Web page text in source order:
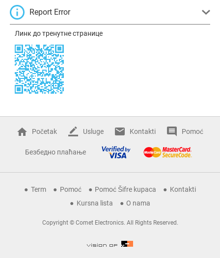
Report Error
Линк до тренутне странице
Početak Usluge Kontakti Pomoć
Безбедно плаћање
Term Pomoć Pomoć Šifre kupaca
Kontakti
Kursna lista
O nama
Copyright © Comet Electronics. All Rights Reserved.